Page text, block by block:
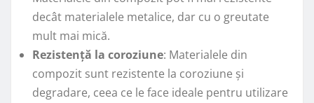
decât materialele metalice, dar cu o greutate
mult mai mică.
Rezistență la coroziune: Materialele din
compozit sunt rezistente la coroziune și
degradare, ceea ce le face ideale pentru utilizare